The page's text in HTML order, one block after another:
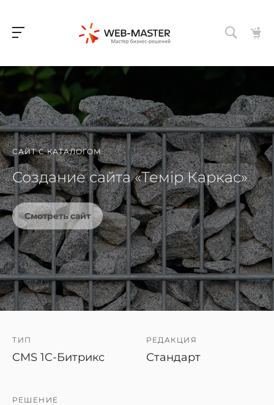
САЙТ С КАТАЛОГОМ
Создание сайта «Темiр Каркас»
Смотреть сайт
ТИП
CMS 1C-Битрикс
РЕДАКЦИЯ
Стандарт
РЕШЕНИЕ